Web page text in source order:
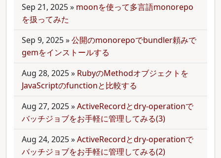
Sep 21, 2025» moonを使って多言語monorepo
を扱ってみた
Sep 9, 2025»公開のmonorepoでbundler頼みで
gemをインストールする
Aug 28, 2025» RubyのMethodオブジェクトを
JavaScriptのfunctionと比較する
Aug 27, 2025»ActiveRecordとdry-operationで
バッチジョブをお手軽に管理してみる(3)
Aug 24, 2025»ActiveRecordとdry-operationで
バッチジョブをお手軽に管理してみる(2)